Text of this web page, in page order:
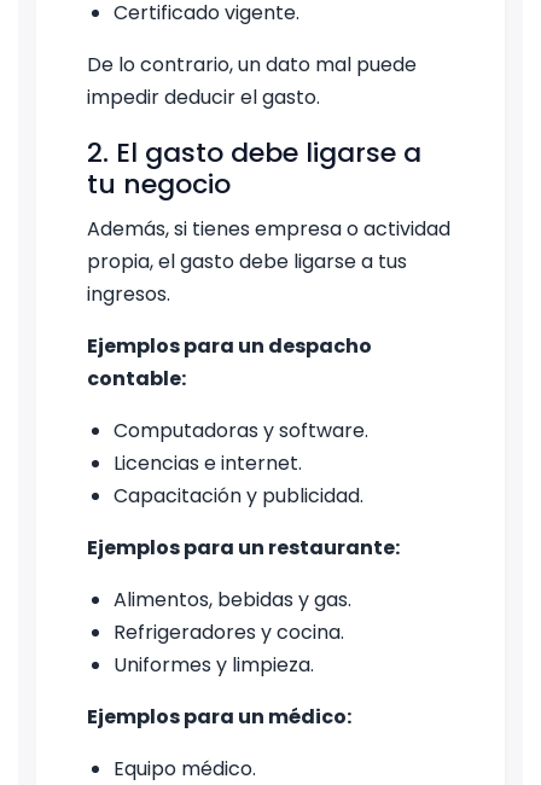
Certificado vigente.
De lo contrario, un dato mal puede
impedir deducir el gasto.
2. El gasto debe ligarse a
tu negocio
Además, si tienes empresa o actividad
propia, el gasto debe ligarse a tus
ingresos.
Ejemplos para un despacho
contable:
Computadoras y software.
Licencias e internet.
Capacitación y publicidad.
Ejemplos para un restaurante:
Alimentos, bebidas y gas.
Refrigeradores y cocina.
Uniformes y limpieza.
Ejemplos para un médico:
Equipo médico.